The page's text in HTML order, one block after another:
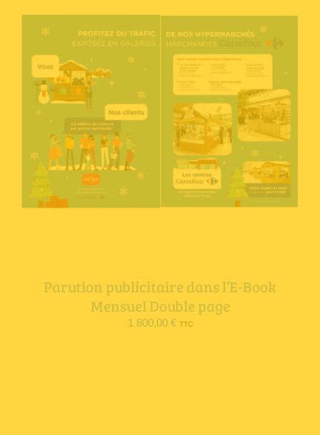
Parution publicitaire dans l’E-Book
Mensuel Double page
1 800,00 € TTC